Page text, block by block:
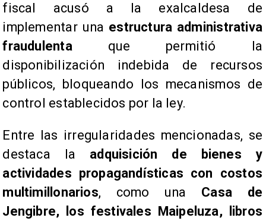
fiscal acusó a la exalcaldesa de
implementar una estructura administrativa
fraudulentaque permitió la
disponibilización indebida de recursos
públicos, bloqueando los mecanismos de
control establecidos por la ley.
​Entre las irregularidades mencionadas, se
destaca la adquisición de bienes y
actividades propagandísticas con costos
multimillonarios, como una Casa de
Jengibre, los festivales Maipeluza, libros